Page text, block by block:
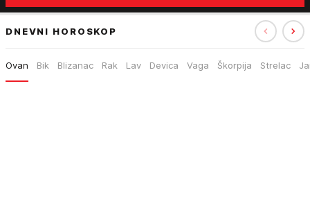
DNEVNI HOROSKOP
Ovan Bik Blizanac Rak Lav Devica Vaga Škorpija Strelac